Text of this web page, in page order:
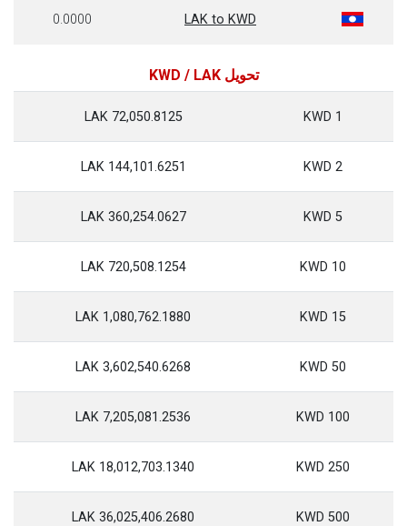
LAK to KWD
0.0000
تحويل KWD / LAK
1 KWD
72,050.8125 LAK
2 KWD
144,101.6251 LAK
5 KWD
360,254.0627 LAK
10 KWD
720,508.1254 LAK
15 KWD
1,080,762.1880 LAK
50 KWD
3,602,540.6268 LAK
100 KWD
7,205,081.2536 LAK
250 KWD
18,012,703.1340 LAK
500 KWD
36,025,406.2680 LAK